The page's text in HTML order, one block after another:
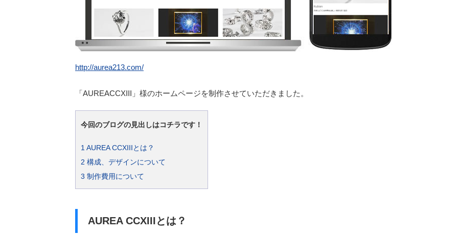
http://aurea213.com/
「AUREACCXIII」様のホームページを制作させていただきました。
今回のブログの見出しはコチラです！
1AUREA CCXIIIとは？
2 構成、デザインについて
3 制作費用について
AUREA CCXIIIとは？